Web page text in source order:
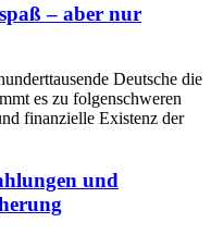
– aber nur
Deutsche die
es zu folgenschweren
finanzielle Existenz der
und